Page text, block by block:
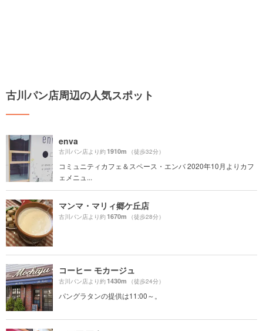
古川パン店周辺の人気スポット
enva
古川パン店より約1910m （徒歩32分）
コミュニティカフェ＆スペース・エンバ 2020年10月よりカフ
ェメニュ...
マンマ・マリィ郷ケ丘店
古川パン店より約1670m （徒歩28分）
コーヒー モカージュ
古川パン店より約1430m （徒歩24分）
パングラタンの提供は11:00～。